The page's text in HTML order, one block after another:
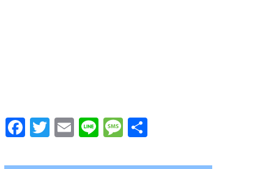
Facebook
Twitter
EmailLineMessage